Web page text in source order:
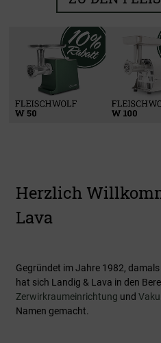
Kühlen & Reifen
Zu den Produkten
Verarbeiten
Herzlich
Lava
Gegründet im Jahre 1982,
hat sich Landig & Lava in den
Zerwirkraumeinrichtung und
Namen gemacht.